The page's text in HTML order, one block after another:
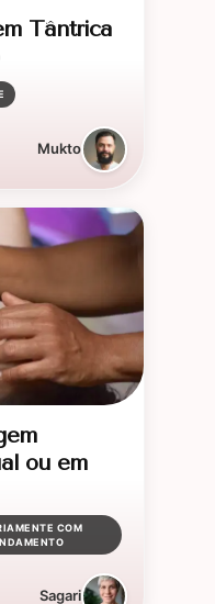
Tântrica
Mukto
ou em
COM
Sagari